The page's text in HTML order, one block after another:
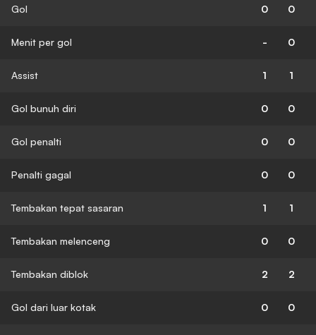
Gol 0 0
Menit per gol - 0
Assist 1 1
Gol bunuh diri 0 0
Gol penalti 0 0
Penalti gagal 0 0
Tembakan tepat sasaran 1 1
Tembakan melenceng 0 0
Tembakan diblok 2 2
Gol dari luar kotak 0 0